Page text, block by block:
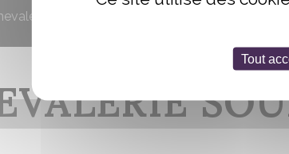
soufie
Tout